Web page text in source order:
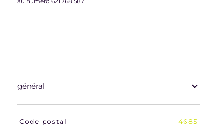
général
TRAD_SIROCCO_Caracteristique
Code postal 4685